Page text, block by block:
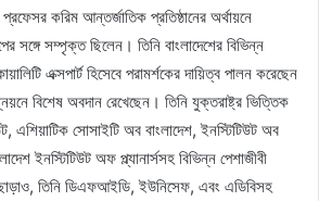
করিম আন্তর্জাতিক প্রতিষ্ঠানের অর্থায়নে
সঙ্গে সম্পৃক্ত ছিলেন। তিনি বাংলাদেশের বিভিন্ন
এক্সপার্ট হিসেবে পরামর্শকের দায়িত্ব পালন করেছেন
বিশেষ অবদান রেখেছেন। তিনি যুক্তরাষ্ট্র ভিত্তিক
এশিয়াটিক সোসাইটি অব বাংলাদেশ, ইনস্টিটিউট অব
ইনস্টিটিউট অফ প্ল্যানার্সসহ বিভিন্ন পেশাজীবী
তিনি ডিএফআইডি, ইউনিসেফ, এবং এডিবিসহ